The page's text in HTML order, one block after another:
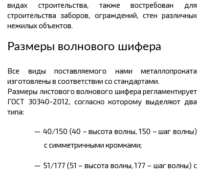
видах строительства, также востребован для
строительства заборов, ограждений, стен различных
нежилых объектов.
Размеры волнового шифера
Все виды поставляемого нами металлопроката
изготовлены в соответствии со стандартами.
Размеры листового волнового шифера регламентирует
ГОСТ 30340-2012, согласно которому выделяют два
типа:
40/150 (40 – высота волны, 150 – шаг волны)
с симметричными кромками;
51/177 (51 – высота волны, 177 – шаг волны) с